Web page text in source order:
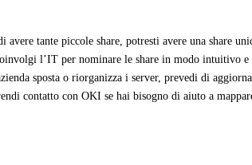
tante piccole share, potresti avere una share
l’IT per nominare le share in modo intuitivo
sposta o riorganizza i server, prevedi di
contatto con OKI se hai bisogno di aiuto a